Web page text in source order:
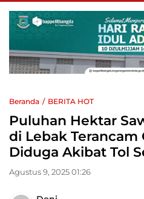
Beranda BERITA HOT
Puluhan Hektar
di Lebak Terancam
Diduga Akibat Tol
Agustus 9, 2025 01:26